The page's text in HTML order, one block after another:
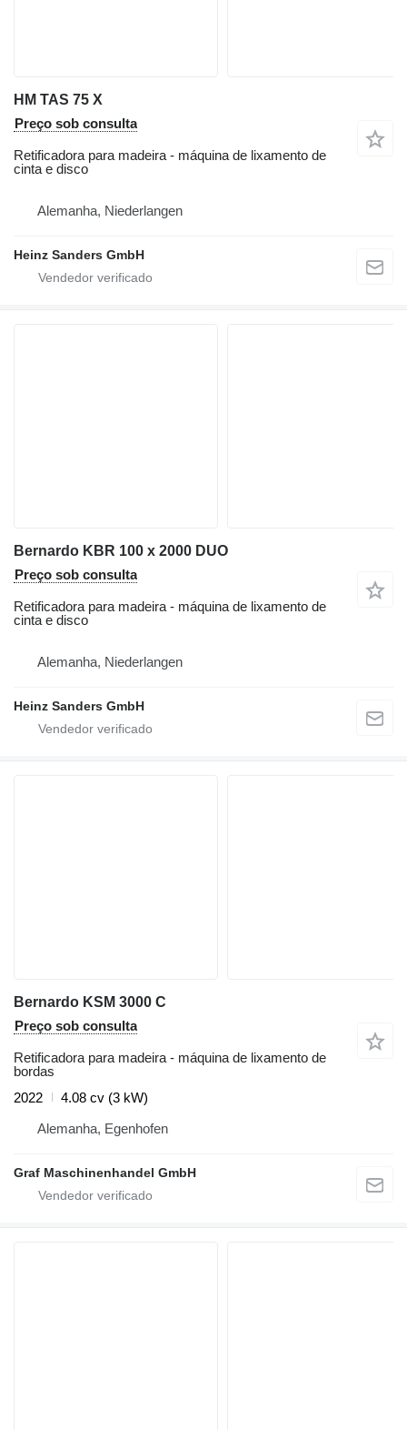
HM TAS 75 X
Preço sob consulta
Retificadora para madeira - máquina de lixamento de
cinta e disco
Alemanha, Niederlangen
Heinz Sanders GmbH
Bernardo KBR 100 x 2000 DUO
Preço sob consulta
Retificadora para madeira - máquina de lixamento de
cinta e disco
Alemanha, Niederlangen
Heinz Sanders GmbH
Bernardo KSM 3000 C
Preço sob consulta
Retificadora para madeira - máquina de lixamento de
bordas
2022
4.08 cv (3 kW)
Alemanha, Egenhofen
Graf Maschinenhandel GmbH